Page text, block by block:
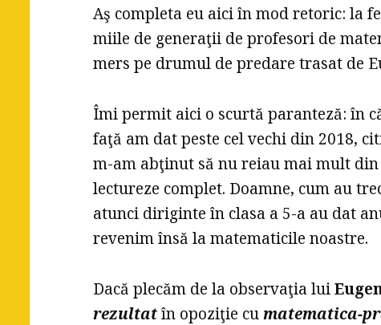
Aş completa eu aici în mod retoric: la
miile de generaţii de profesori de
mers pe drumul de predare trasat de
Îmi permit aici o scurtă paranteză: în
faţă am dat peste cel vechi din 2018,
m-am abţinut să nu reiau mai mult
lectureze complet. Doamne, cum au
atunci diriginte în clasa a 5-a au dat
revenim însă la matematicile noastre.
Dacă plecăm de la observaţia lui
rezultatîn opoziţie cumatematica-